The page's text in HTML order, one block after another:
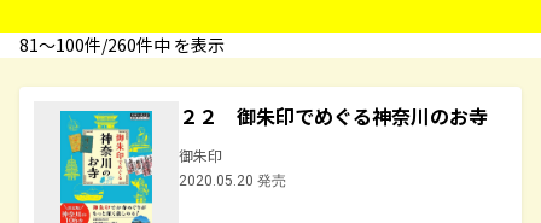
81〜100件/260件中 を表示
２２ 御朱印でめぐる神奈川のお寺
御朱印
2020.05.20 発売